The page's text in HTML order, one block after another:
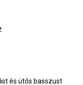
és ütős basszust